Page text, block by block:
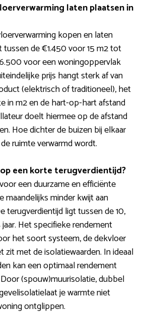
laten plaatsen in
kopen en laten
de €1.450 voor 15 m2 tot
voor een woningoppervlak
prijs hangt sterk af van
(elektrisch of traditioneel), het
in m2 en de hart-op-hart afstand
doelt hiermee op de afstand
Hoe dichter de buizen bij elkaar
ruimte verwarmd wordt.
een korte terugverdientijd?
een duurzame en efficiënte
maandelijks minder kwijt aan
terugverdientijd ligt tussen de 10,
jaar. Het specifieke rendement
het soort systeem, de dekvloer
met de isolatiewaarden. In ideaal
kan een optimaal rendement
(spouw)muurisolatie, dubbel
je warmte niet
ontglippen.